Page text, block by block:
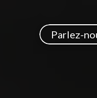
Parlez-